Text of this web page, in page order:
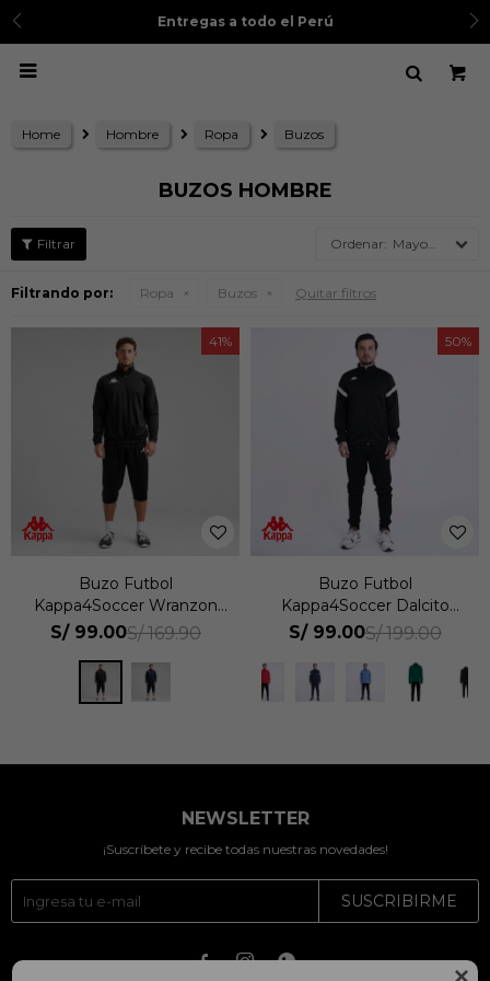

Entregas a todo el Perú

Home Hombre Ropa Buzos
BUZOS HOMBRE
Mayor precio
Filtrando por: Ropa Buzos Quitar filtros
41
Buzo Futbol
Kappa4Soccer Wranzon
Hombre
S/ 99.00S/ 169.90
50
Buzo Futbol
Kappa4Soccer Dalcito
Hombre
S/ 99.00S/ 199.00
NEWSLETTER
¡Suscríbete y recibe todas nuestras novedades!
SUSCRIBIRME
  